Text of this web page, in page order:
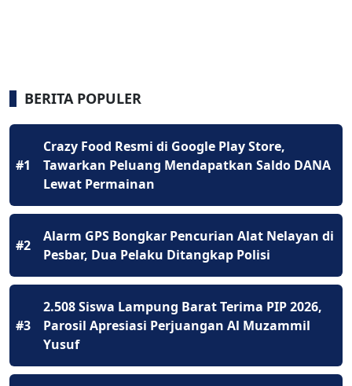
BERITA POPULER
#1
Crazy Food Resmi di Google Play Store,
Tawarkan Peluang Mendapatkan Saldo DANA
Lewat Permainan
#2
Alarm GPS Bongkar Pencurian Alat Nelayan di
Pesbar, Dua Pelaku Ditangkap Polisi
#3
2.508 Siswa Lampung Barat Terima PIP 2026,
Parosil Apresiasi Perjuangan Al Muzammil
Yusuf